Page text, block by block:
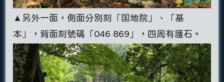
▲另外一面，側面分別刻「国地院」、「基
本」，背面刻號碼「046 869」，四周有護石。